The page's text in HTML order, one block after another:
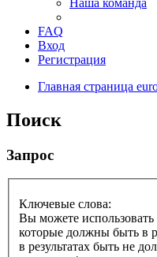
FAQ
Вход
Регистрация
Главная страница
Поиск
Запрос
Ключевые слова:
Вы можете использовать
которые должны быть в
в результатах быть не